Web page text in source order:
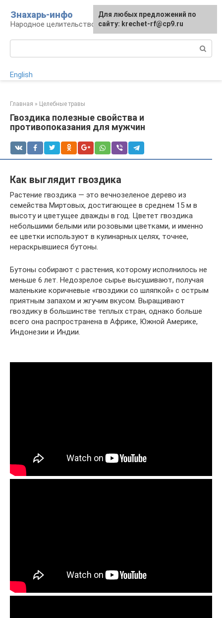
контенту
Знахарь-инфо
Народное целительство: рецепты и методы
English
Главная » Целебные травы
Гвоздика полезные свойства и
противопоказания для мужчин
Как выглядит гвоздика
Растение гвоздика — это вечнозеленое дерево из
семейства Миртовых, достигающее в среднем 15 м в
высоту и цветущее дважды в год. Цветет гвоздика
небольшими белыми или розовыми цветками, и именно
ее цветки используют в кулинарных целях, точнее,
нераскрывшиеся бутоны.
Бутоны собирают с растения, которому исполнилось не
меньше 6 лет. Недозрелое сырье высушивают, получая
маленькие коричневые «гвоздики со шляпкой» с острым
приятным запахом и жгучим вкусом. Выращивают
гвоздику в большинстве теплых стран, однако больше
всего она распространена в Африке, Южной Америке,
Индонезии и Индии.
Для любых предложений по
сайту: krechet-rf@cp9.ru